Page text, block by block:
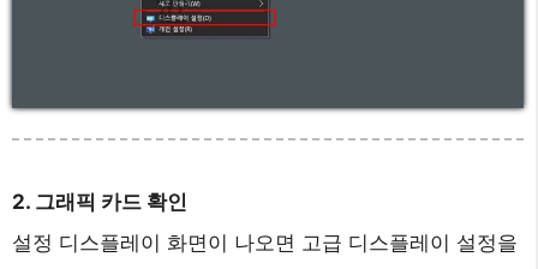
2. 그래픽 카드 확인
설정 디스플레이 화면이 나오면 고급 디스플레이 설정을